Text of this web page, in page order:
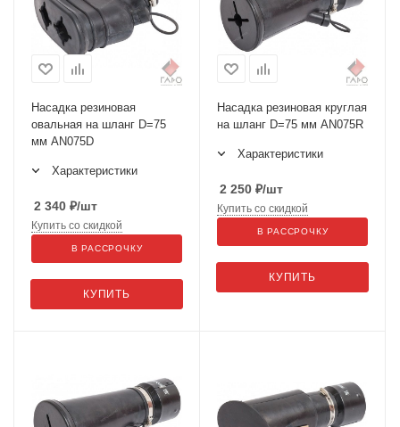
Насадка резиновая
овальная на шланг D=75
мм AN075D
Характеристики
2 340 ₽/шт
КУПИТЬ
Купить со скидкой
В РАССРОЧКУ
Насадка резиновая круглая
на шланг D=75 мм AN075R
Характеристики
2 250 ₽/шт
КУПИТЬ
Купить со скидкой
В РАССРОЧКУ